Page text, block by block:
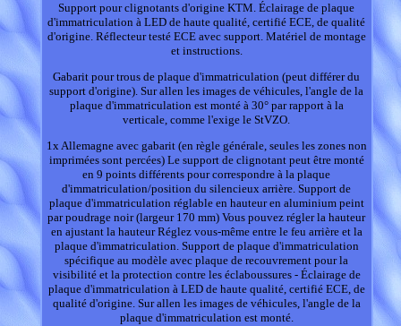
Support pour clignotants d'origine KTM. Éclairage de plaque
d'immatriculation à LED de haute qualité, certifié ECE, de qualité
d'origine. Réflecteur testé ECE avec support. Matériel de montage
et instructions.
Gabarit pour trous de plaque d'immatriculation (peut différer du
support d'origine). Sur allen les images de véhicules, l'angle de la
plaque d'immatriculation est monté à 30° par rapport à la
verticale, comme l'exige le StVZO.
1x Allemagne avec gabarit (en règle générale, seules les zones non
imprimées sont percées) Le support de clignotant peut être monté
en 9 points différents pour correspondre à la plaque
d'immatriculation/position du silencieux arrière. Support de
plaque d'immatriculation réglable en hauteur en aluminium peint
par poudrage noir (largeur 170 mm) Vous pouvez régler la hauteur
en ajustant la hauteur Réglez vous-même entre le feu arrière et la
plaque d'immatriculation. Support de plaque d'immatriculation
spécifique au modèle avec plaque de recouvrement pour la
visibilité et la protection contre les éclaboussures - Éclairage de
plaque d'immatriculation à LED de haute qualité, certifié ECE, de
qualité d'origine. Sur allen les images de véhicules, l'angle de la
plaque d'immatriculation est monté.